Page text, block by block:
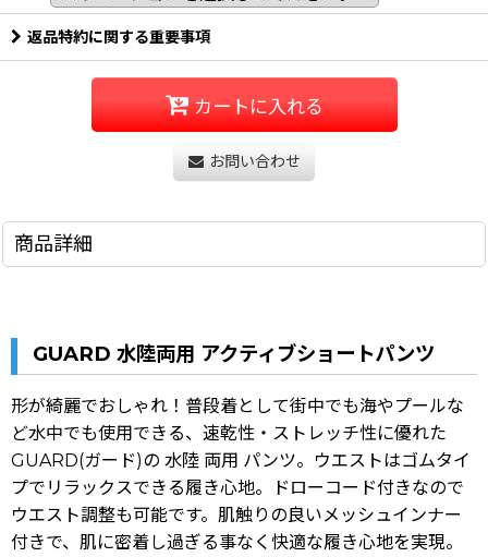
返品特約に関する重要事項
カートに入れる
お問い合わせ
商品詳細
GUARD 水陸両用 アクティブショートパンツ
形が綺麗でおしゃれ！普段着として街中でも海やプールな
ど水中でも使用できる、速乾性・ストレッチ性に優れた
GUARD(ガード)の 水陸 両用 パンツ。ウエストはゴムタイ
プでリラックスできる履き心地。ドローコード付きなので
ウエスト調整も可能です。肌触りの良いメッシュインナー
付きで、肌に密着し過ぎる事なく快適な履き心地を実現。